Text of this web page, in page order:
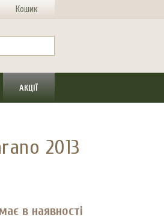
Кошик
АКЦІЇ
2013
в наявності